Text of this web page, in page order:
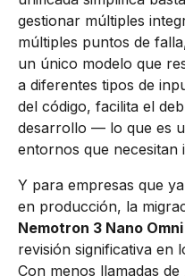
gestionar múltiples
múltiples puntos de
un único modelo que
a diferentes tipos de
del código, facilita el
desarrollo — lo que es
entornos que necesitan
Y para empresas que
en producción, la
Nemotron 3 Nano Omni
revisión significativa en
Con menos llamadas